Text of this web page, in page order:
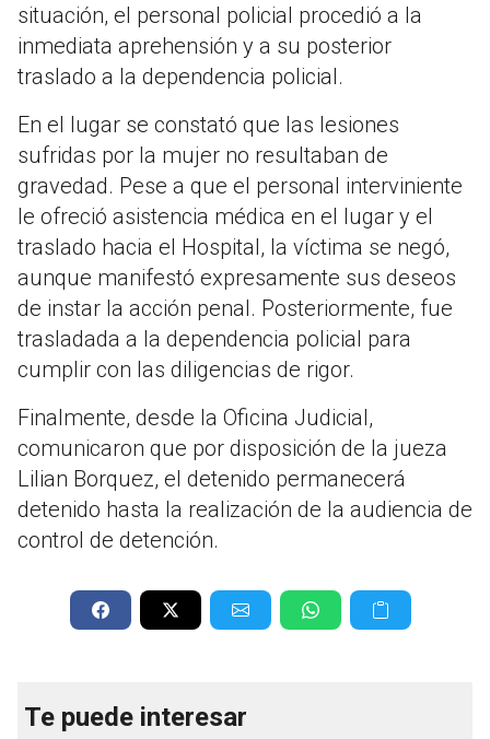
situación, el personal policial procedió a la
inmediata aprehensión y a su posterior
traslado a la dependencia policial.
En el lugar se constató que las lesiones
sufridas por la mujer no resultaban de
gravedad. Pese a que el personal interviniente
le ofreció asistencia médica en el lugar y el
traslado hacia el Hospital, la víctima se negó,
aunque manifestó expresamente sus deseos
de instar la acción penal. Posteriormente, fue
trasladada a la dependencia policial para
cumplir con las diligencias de rigor.
Finalmente, desde la Oficina Judicial,
comunicaron que por disposición de la jueza
Lilian Borquez, el detenido permanecerá
detenido hasta la realización de la audiencia de
control de detención.
Te puede interesar